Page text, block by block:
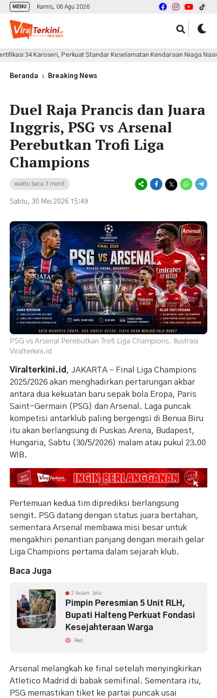
MENU Kamis, 06 Agu 2026
Karoseri, Perkuat Standar Keselamatan Kendaraan Niaga Nasional
Beranda Breaking News
Duel Raja Prancis dan Juara
Inggris, PSG vs Arsenal
Perebutkan Trofi Liga
Champions
waktu baca 3 menit
Sabtu, 30 Mei 2026 15:49
PSG vs Arsenal Perebutkan Trofi Liga Champions. Ilustrasi
Viralterkini.id
Viralterkini.id , JAKARTA – Final Liga Champions
2025/2026 akan menghadirkan pertarungan akbar
antara dua kekuatan baru sepak bola Eropa, Paris
Saint-Germain (PSG) dan Arsenal. Laga puncak
kompetisi antarklub paling bergengsi di Benua Biru
itu akan berlangsung di Puskas Arena, Budapest,
Hungaria, Sabtu (30/5/2026) malam atau pukul 23.00
WIB.
Pertemuan kedua tim diprediksi berlangsung
sengit. PSG datang dengan status juara bertahan,
sementara Arsenal membawa misi besar untuk
mengakhiri penantian panjang dengan meraih gelar
Liga Champions pertama dalam sejarah klub.
Baca Juga
2 bulan lalu
Pimpin Peresmian 5 Unit RLH,
Bupati Halteng Perkuat Fondasi
Kesejahteraan Warga
Red
Arsenal melangkah ke final setelah menyingkirkan
Atletico Madrid di babak semifinal. Sementara itu,
PSG memastikan tiket ke partai puncak usai